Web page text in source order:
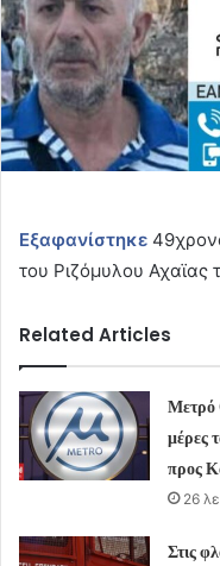
Εξαφανίστηκε
του Ριζόμυλου Αχαϊας
Related Articles
Μετρό
μέρες
προς
26
Στις